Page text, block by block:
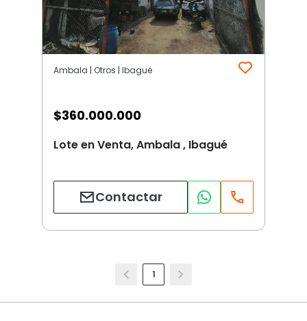
Ambala | Otros | Ibagué
$360.000.000
Lote en Venta, Ambala , Ibagué
Contactar
1